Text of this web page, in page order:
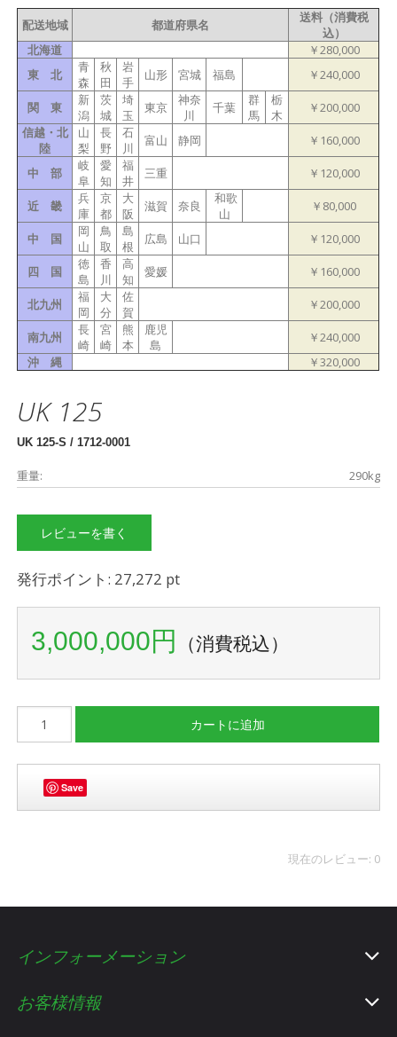
配送地域 都道府県名
送料（消費税
込）
北海道
￥280,000
東 北
青
森
秋
田
岩
手
山形 宮城 福島 ￥240,000
関 東
新
潟
茨
城
埼
玉
東京
神奈
川
千葉
群
馬
栃
木
￥200,000
信越・北
陸
山
梨
長
野
石
川
富山 静岡 ￥160,000
中 部
岐
阜
愛
知
福
井
三重 ￥120,000
近 畿
兵
庫
京
都
大
阪
滋賀 奈良
和歌
山
￥80,000
中 国
岡
山
鳥
取
島
根
広島 山口 ￥120,000
四 国
徳
島
香
川
高
知
愛媛 ￥160,000
北九州
福
岡
大
分
佐
賀
￥200,000
南九州
長
崎
宮
崎
熊
本
鹿児
島
￥240,000
沖 縄
￥320,000
UK 125
UK 125-S / 1712-0001
重量: 290kg
レビューを書く
発行ポイント: 27,272 pt
3,000,000円 （消費税込）
Save
現在のレビュー: 0
インフォーメーション
お客様情報